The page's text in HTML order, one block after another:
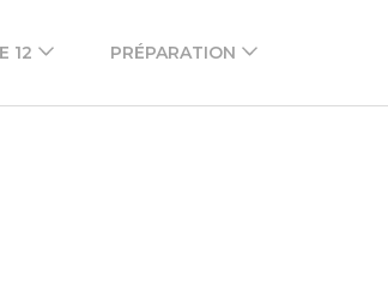
12 PRÉPARATION